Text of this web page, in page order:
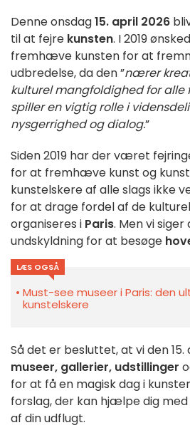
Denne onsdag15. april 2026
til at fejre kunsten. I 2019
fremhæve kunsten for at
udbredelse, da den ”nærer
kulturel mangfoldighed for alle
spiller en vigtig rolle i
nysgerrighed og dialog.”
Siden 2019 har der været
for at fremhæve kunst og
kunstelskere af alle slags ikke
for at drage fordel af de
organiseres i Paris. Men vi
undskyldning for at besøge
LÆS OGSÅ
Must-see museer i Paris: den
kunstelskere
Så det er besluttet, at vi den
museer, gallerier, udstillinger
for at få en magisk dag i
forslag, der kan hjælpe dig
af din udflugt.